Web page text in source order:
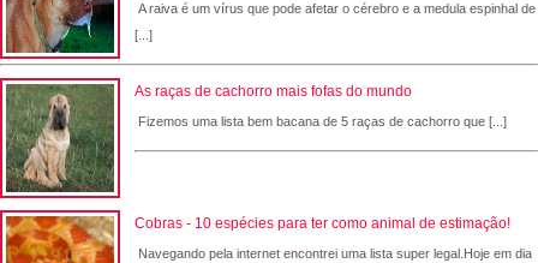
A raiva é um vírus que pode afetar o cérebro e a medula espinhal de
[...]
As raças de cachorro mais fofas do mundo
Fizemos uma lista bem bacana de 5 raças de cachorro que [...]
Cobras - 10 espécies para ter como animal de estimação!
Navegando pela internet encontrei uma lista super legal.Hoje em dia